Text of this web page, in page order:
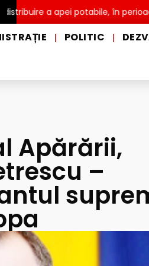
apei potabile, în perioadele de
| POLITIC |
Apărării,
–